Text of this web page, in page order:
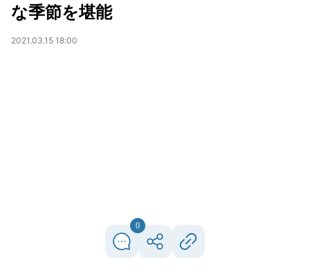
な季節を堪能
2021.03.15 18:00
0